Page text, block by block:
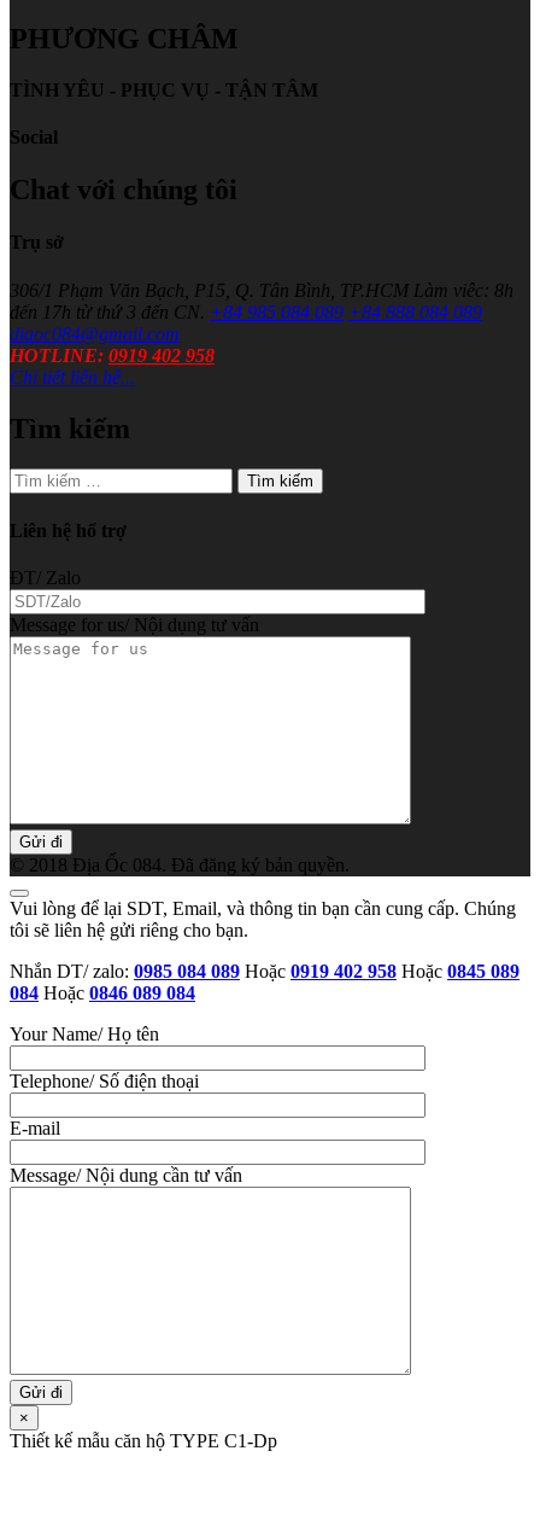
PHƯƠNG CHÂM
TÌNH YÊU - PHỤC VỤ - TẬN TÂM
Social
Chat với chúng tôi
Trụ sở
306/1 Phạm Văn Bạch, P15, Q. Tân Bình, TP.HCM Làm viêc: 8h
đến 17h từ thứ 3 đến CN. +84 985 084 089 +84 888 084 089
diaoc084@gmail.com
HOTLINE: 0919 402 958
Chi tiết liên hệ...
Tìm kiếm
Tìm
kiếm
cho:
Liên hệ hổ trợ
ĐT/ Zalo
Message for us/ Nội dụng tư vấn
© 2018 Địa Ốc 084. Đã đăng ký bản quyền.
Vui lòng để lại SDT, Email, và thông tin bạn cần cung cấp. Chúng
tôi sẽ liên hệ gửi riêng cho bạn.
Nhắn DT/ zalo: 0985 084 089 Hoặc 0919 402 958 Hoặc 0845 089
084 Hoặc 0846 089 084
Your Name/ Họ tên
Telephone/ Số điện thoại
E-mail
Message/ Nội dung cần tư vấn
×
Thiết kế mẫu căn hộ TYPE C1-Dp